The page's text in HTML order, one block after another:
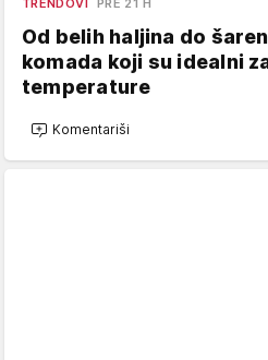
TRENDOVI PRE 21 H
Od belih haljina do
komada koji su idealni
temperature
Komentariši